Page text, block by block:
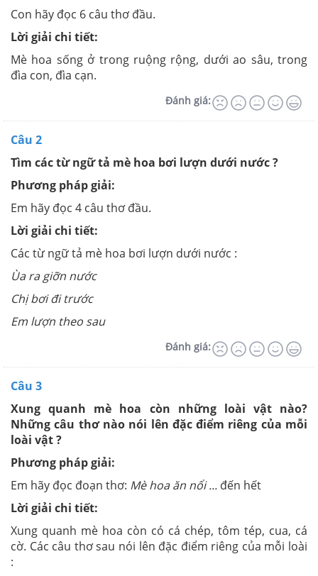
Con hãy đọc 6 câu thơ đầu.
Lời giải chi tiết:
Mè hoa sống ở trong ruộng rộng, dưới ao sâu, trong
đìa con, đìa cạn.
Đánh giá:
Câu 2
Tìm các từ ngữ tả mè hoa bơi lượn dưới nước ?
Phương pháp giải:
Em hãy đọc 4 câu thơ đầu.
Lời giải chi tiết:
Các từ ngữ tả mè hoa bơi lượn dưới nước :
Ùa ra giỡn nước
Chị bơi đi trước
Em lượn theo sau
Đánh giá:
Câu 3
Xung quanh mè hoa còn những loài vật nào?
Những câu thơ nào nói lên đặc điểm riêng của mỗi
loài vật ?
Phương pháp giải:
Em hãy đọc đoạn thơ: Mè hoa ăn nổi ... đến hết
Lời giải chi tiết:
Xung quanh mè hoa còn có cá chép, tôm tép, cua, cá
cờ. Các câu thơ sau nói lên đặc điểm riêng của mỗi loài
: